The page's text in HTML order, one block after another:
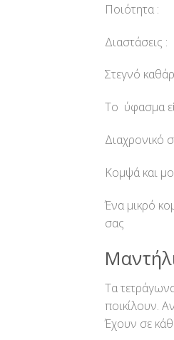
Ποιότητα :
Διαστάσεις
Στεγνό
Το ύφασμα
Διαχρονικό
Κομψά και
Ένα μικρό
σας
Τα
ποικίλουν.
Έχουν σε